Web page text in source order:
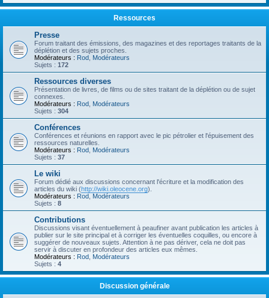
Ressources
Presse
Forum traitant des émissions, des magazines et des reportages traitants de la
déplétion et des sujets proches.
Modérateurs : Rod Modérateurs
Sujets : 172
Ressources diverses
Présentation de livres, de films ou de sites traitant de la déplétion ou de sujet
connexes.
Modérateurs : Rod Modérateurs
Sujets : 304
Conférences
Conférences et réunions en rapport avec le pic pétrolier et l'épuisement des
ressources naturelles.
Modérateurs : Rod Modérateurs
Sujets : 37
Le wiki
Forum dédié aux discussions concernant l'écriture et la modification des
articles du wiki (http://wiki.oleocene.org).
Modérateurs : Rod Modérateurs
Sujets : 8
Contributions
Discussions visant éventuellement à peaufiner avant publication les articles à
publier sur le site principal et à corriger les éventuelles coquilles, ou encore à
suggérer de nouveaux sujets. Attention à ne pas dériver, cela ne doit pas
servir à discuter en profondeur des articles eux mêmes.
Modérateurs : Rod Modérateurs
Sujets : 4
Discussion générale